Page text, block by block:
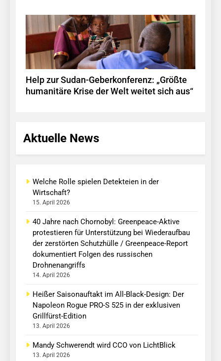
Help zur Sudan-Geberkonferenz: „Größte
humanitäre Krise der Welt weitet sich aus“
Aktuelle News
Welche Rolle spielen Detekteien in der
Wirtschaft?
15. April 2026
40 Jahre nach Chornobyl: Greenpeace-Aktive
protestieren für Unterstützung bei Wiederaufbau
der zerstörten Schutzhülle / Greenpeace-Report
dokumentiert Folgen des russischen
Drohnenangriffs
14. April 2026
Heißer Saisonauftakt im All-Black-Design: Der
Napoleon Rogue PRO-S 525 in der exklusiven
Grillfürst-Edition
13. April 2026
Mandy Schwerendt wird CCO von LichtBlick
13. April 2026